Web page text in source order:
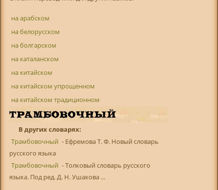
на арабском
на белорусском
на болгарском
на каталанском
на китайском
на китайском упрощенном
на китайском традиционном
В других словарях:
Трамбовочный - Ефремова Т. Ф. Новый словарь
русского языка
Трамбовочный - Толковый словарь русского
языка. Под ред. Д. Н. Ушакова ...